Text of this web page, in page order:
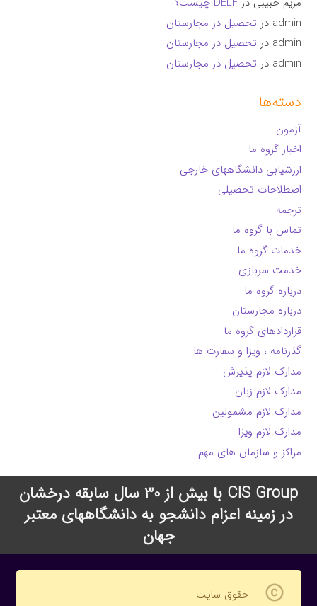
admin در تحصیل در مجارستان
admin در تحصیل در مجارستان
admin در تحصیل در مجارستان
دسته‌ها
آزمون
اخبار گروه ما
ارزشیابی دانشگاههای خارجی
اصطلاحات تحصیلی
ترجمه
تماس با گروه ما
خدمات گروه ما
خدمت سربازی
درباره گروه ما
درباره مجارستان
قراردادهای گروه ما
گذرنامه ، ویزا و سفارت ها
مدارک لازم پذیرش
مدارک لازم زبان
مدارک لازم مشمولین
مدارک لازم ویزا
مراکز و سازمان های مهم
CIS Group با بیش از 30 سال سابقه درخشان
در زمینه اعزام دانشجو به دانشگاههای معتبر
جهان
copyright حقوق سایت